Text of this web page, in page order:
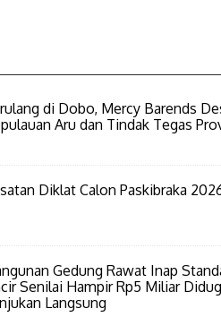
di Dobo, Mercy Barends
Aru dan Tindak Tegas
Diklat Calon Paskibraka
Gedung Rawat Inap
Senilai Hampir Rp5 Miliar
Langsung